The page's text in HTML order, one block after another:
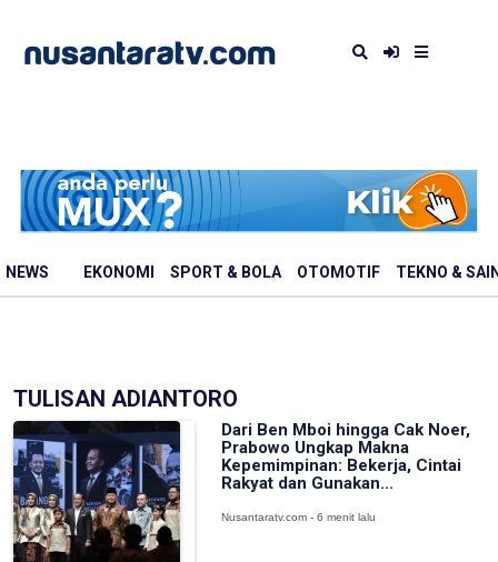
NEWS EKONOMI SPORT & BOLA OTOMOTIF TEKNO &
TULISAN ADIANTORO
Dari Ben Mboi hingga Cak Noer,
Prabowo Ungkap Makna
Kepemimpinan: Bekerja, Cintai
Rakyat dan Gunakan...
Nusantaratv.com - 6 menit lalu